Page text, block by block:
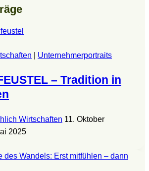
Unternehmerportraits
– Tradition in
Wirtschaften 11. Oktober
2025